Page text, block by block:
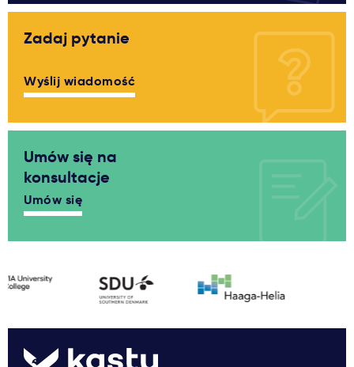
Zadaj pytanie
Wyślij wiadomość
Umów się na
konsultacje
Umów się